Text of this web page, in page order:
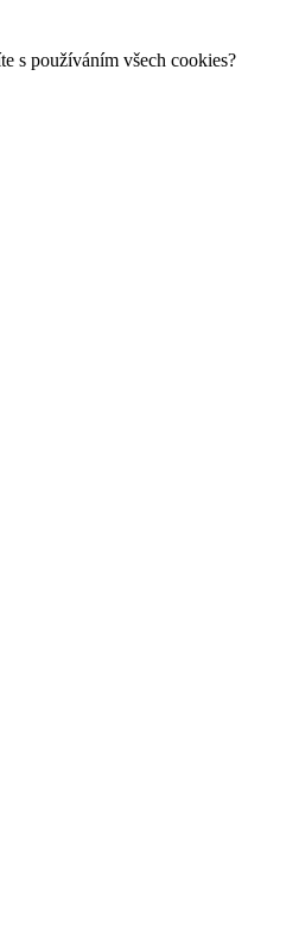
s používáním všech cookies?